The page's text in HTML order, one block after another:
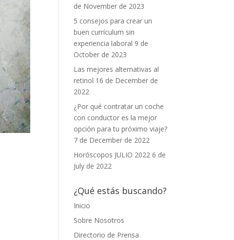
de November de 2023
5 consejos para crear un
buen currículum sin
experiencia laboral 9 de
October de 2023
Las mejores alternativas al
retinol 16 de December de
2022
¿Por qué contratar un coche
con conductor es la mejor
opción para tu próximo viaje?
7 de December de 2022
Horóscopos JULIO 2022 6 de
July de 2022
¿Qué estás buscando?
Inicio
Sobre Nosotros
Directorio de Prensa